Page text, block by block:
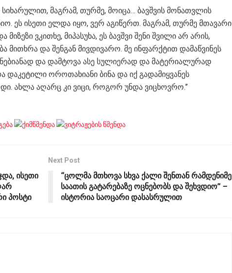
სიხარულით, მაგრამ, თურმე, მოიცა… ბავშვის მონათვლის
ეს ისეთი ელდა იყო, ვერ აგიწერთ. მაგრამ, თურმე მთავარი
ვკითხე, მიპასუხა, ეს ბავშვი შენი შვილი არ არის,
მითხრა და შენგან მივდივარო. მე ინფარქტით დამაწვინეს
და დამტოვა ასე სულიერად და მატერიალურად
დაკეტილი ოროთახიანი ბინა და იქ გადამიყვანეს
ახლა აღარც კი ვიცი, როგორ უნდა ვიცხოვრო.”
ისეთი
პოსტი
Next Post
“ცოლმა მთხოვა სხვა ქალი შენთან რამდენიმე
საათის გატარებაზე ოცნებობს და შეხვდიო” –
ისტორია საოცარი დასასრულით